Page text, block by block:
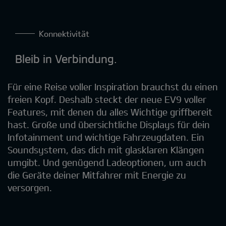
Konnektivität
Bleib in Verbindung.
Für eine Reise voller Inspiration brauchst du einen
freien Kopf. Deshalb steckt der neue EV9 voller
Features, mit denen du alles Wichtige griffbereit
hast. Große und übersichtliche Displays für dein
Infotainment und wichtige Fahrzeugdaten. Ein
Soundsystem, das dich mit glasklaren Klängen
umgibt. Und genügend Ladeoptionen, um auch
die Geräte deiner Mitfahrer mit Energie zu
versorgen.